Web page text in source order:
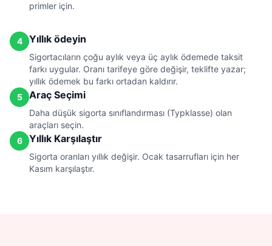
primler için.
4 Yıllık ödeyin
Sigortacıların çoğu aylık veya üç aylık ödemede taksit
farkı uygular. Oranı tarifeye göre değişir, teklifte yazar;
yıllık ödemek bu farkı ortadan kaldırır.
5
Araç Seçimi
Daha düşük sigorta sınıflandırması (Typklasse) olan
araçları seçin.
6
Yıllık Karşılaştır
Sigorta oranları yıllık değişir. Ocak tasarrufları için her
Kasım karşılaştır.